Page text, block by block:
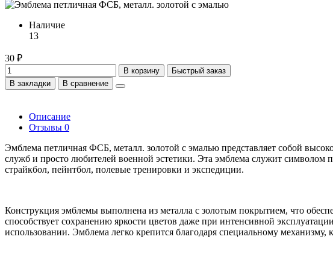
Наличие
13
30 ₽
В корзину
Быстрый заказ
В закладки
В сравнение
Описание
Отзывы 0
Эмблема петличная ФСБ, металл. золотой с эмалью представляет собой
служб и просто любителей военной эстетики. Эта эмблема служит символом
страйкбол, пейнтбол, полевые тренировки и экспедиции.
Конструкция эмблемы выполнена из металла с золотым покрытием, что
способствует сохранению яркости цветов даже при интенсивной
использовании. Эмблема легко крепится благодаря специальному